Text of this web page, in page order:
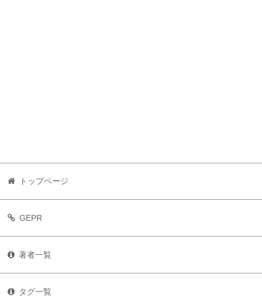
トップページ
GEPR
著者一覧
タグ一覧